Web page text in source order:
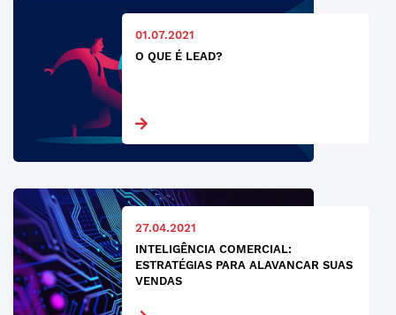
01.07.2021
O QUE É LEAD?
27.04.2021
INTELIGÊNCIA COMERCIAL:
ESTRATÉGIAS PARA ALAVANCAR SUAS
VENDAS